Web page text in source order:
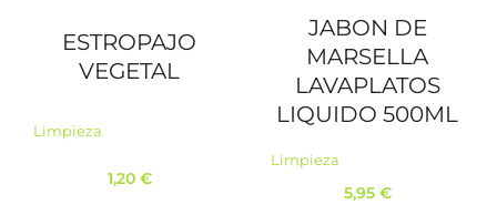
ESTROPAJO
VEGETAL
Limpieza
1,20 €
JABON DE
MARSELLA
LAVAPLATOS
LIQUIDO 500ML
Limpieza
5,95 €